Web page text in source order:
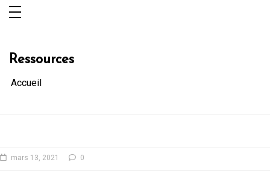
contenu
Ressources
Accueil
mars 13, 2021 0